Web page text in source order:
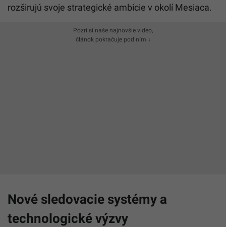
rozširujú svoje strategické ambície v okolí Mesiaca.
Pozri si naše najnovšie video,
článok pokračuje pod ním ↓
Nové sledovacie systémy a
technologické výzvy